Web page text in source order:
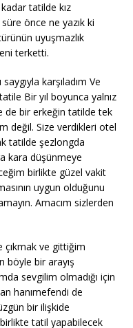
tatilde kız
önce ne yazık ki
uyuşmazlık
terketti.
karşıladım Ve
tatile Bir yıl boyunca yalnız
de bir erkeğin tatilde tek
değil. Size verdikleri otel
tatilde şezlongda
kara düşünmeye
birlikte güzel vakit
uygun olduğunu
Amacım sizlerden
çıkmak ve gittiğim
böyle bir arayış
sevgilim olmadığı için
hanımefendi de
bir ilişkide
tatil yapabilecek